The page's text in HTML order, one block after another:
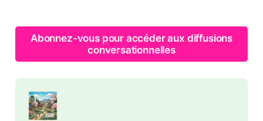
Abonnez-vous pour accéder aux diffusions
conversationnelles